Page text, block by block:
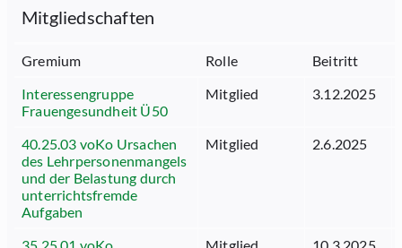
Mitgliedschaften
Gremium Rolle Beitritt
Interessengruppe
Frauengesundheit Ü50
Mitglied 3.12.2025
40.25.03 voKo Ursachen
des Lehrpersonenmangels
und der Belastung durch
unterrichtsfremde
Aufgaben
Mitglied 2.6.2025